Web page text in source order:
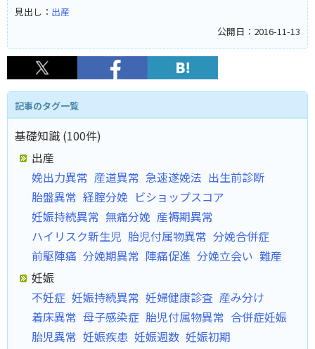
見出し： 出産
公開日：2016-11-13
記事のタグ一覧
基礎知識 (100件)
出産
娩出力異常 産道異常 急速遂娩法 出生前診断
胎盤異常 経腟分娩 ビショップスコア
妊娠持続異常 無痛分娩 産褥期異常
ハイリスク新生児 胎児付属物異常 分娩合併症
前駆陣痛 分娩期異常 陣痛促進 分娩立会い 難産
妊娠
不妊症 妊娠持続異常 妊婦健康診査 産み分け
着床異常 母子感染症 胎児付属物異常 合併症妊娠
胎児異常 妊娠疾患 妊娠週数 妊娠初期